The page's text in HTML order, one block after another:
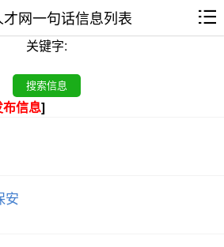
网一句话信息列表
关键字:
信息]
安